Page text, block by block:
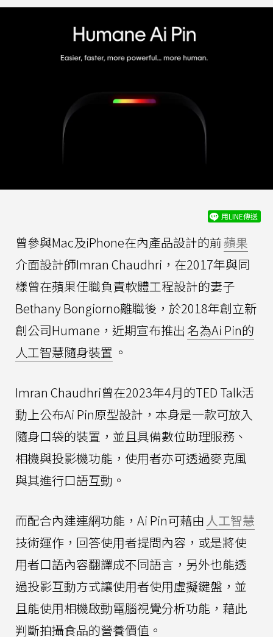
用LINE傳送
曾參與Mac及iPhone在內產品設計的前蘋果
介面設計師Imran Chaudhri，在2017年與同
樣曾在蘋果任職負責軟體工程設計的妻子
Bethany Bongiorno離職後，於2018年創立新
創公司Humane，近期宣布推出 名為Ai Pin的
人工智慧隨身裝置 。
Imran Chaudhri曾在2023年4月的TED Talk活
動上公布Ai Pin原型設計，本身是一款可放入
隨身口袋的裝置，並且具備數位助理服務、
相機與投影機功能，使用者亦可透過麥克風
與其進行口語互動。
而配合內建連網功能，Ai Pin可藉由 人工智慧
技術運作，回答使用者提問內容，或是將使
用者口語內容翻譯成不同語言，另外也能透
過投影互動方式讓使用者使用虛擬鍵盤，並
且能使用相機啟動電腦視覺分析功能，藉此
判斷拍攝食品的營養價值。